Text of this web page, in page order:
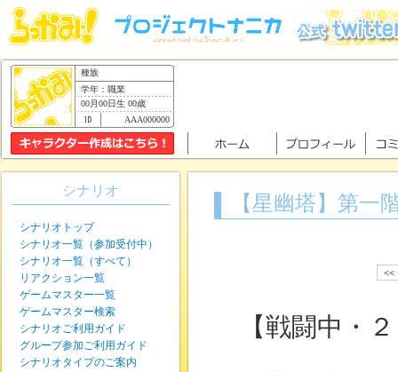
種族
学年：職業
00月00日生 00歳
AAA000000
【星幽塔】第
<<
【戦闘中・
シナリオ
シナリオトップ
シナリオ一覧（参加受付中）
シナリオ一覧（すべて）
リアクション一覧
ゲームマスター一覧
ゲームマスター検索
シナリオご利用ガイド
グループ参加ご利用ガイド
シナリオタイプのご案内